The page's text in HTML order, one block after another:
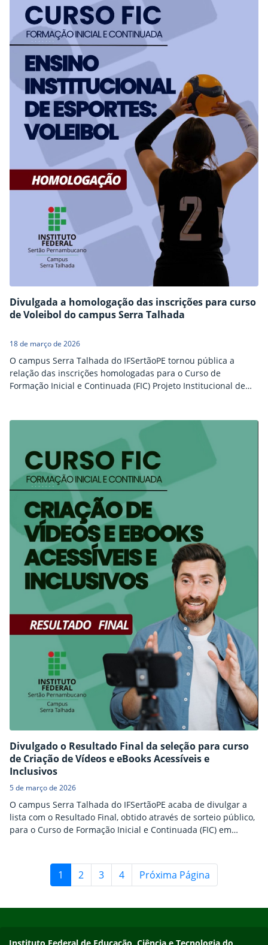
Divulgada a homologação das inscrições para curso
de Voleibol do campus Serra Talhada
18 de março de 2026
O campus Serra Talhada do IFSertãoPE tornou pública a
relação das inscrições homologadas para o Curso de
Formação Inicial e Continuada (FIC) Projeto Institucional de
para a socialização, para o desenvolvimento de habilidades
motoras e cognitivas e para a promoção da saúde física e…
Divulgado o Resultado Final da seleção para curso
de Criação de Vídeos e eBooks Acessíveis e
Inclusivos
5 de março de 2026
O campus Serra Talhada do IFSertãoPE acaba de divulgar a
lista com o Resultado Final, obtido através de sorteio público,
para o Curso de Formação Inicial e Continuada (FIC) em
realizado por meio de sorteio público realizado na manhã
desta quinta-feira…
1 2 3 4 Próxima Página
Endereço